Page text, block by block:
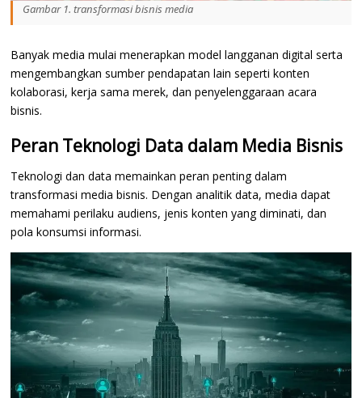
Gambar 1. transformasi bisnis media
Banyak media mulai menerapkan model langganan digital serta
mengembangkan sumber pendapatan lain seperti konten
kolaborasi, kerja sama merek, dan penyelenggaraan acara
bisnis.
Peran Teknologi Data dalam Media Bisnis
Teknologi dan data memainkan peran penting dalam
transformasi media bisnis. Dengan analitik data, media dapat
memahami perilaku audiens, jenis konten yang diminati, dan
pola konsumsi informasi.